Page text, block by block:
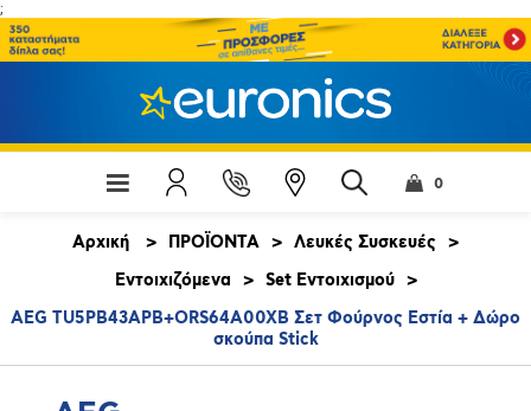
;
0
Αρχική > ΠΡΟΪΟΝΤΑ > Λευκές Συσκευές
>
Εντοιχιζόμενα
> Set Εντοιχισμού >
AEG TU5PB43APB+ORS64A00XB Σετ Φούρνος Εστία + Δώρο
σκούπα Stick